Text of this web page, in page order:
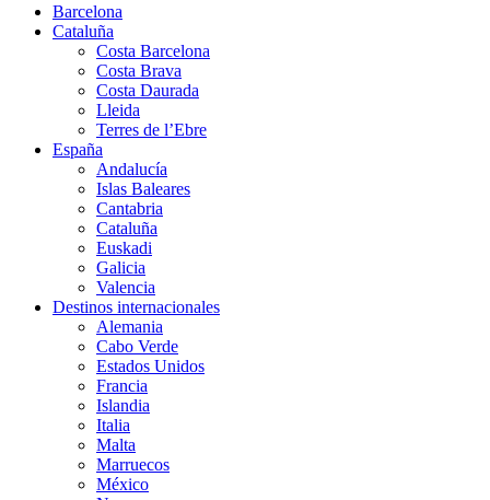
Barcelona
Cataluña
Costa Barcelona
Costa Brava
Costa Daurada
Lleida
Terres de l’Ebre
España
Andalucía
Islas Baleares
Cantabria
Cataluña
Euskadi
Galicia
Valencia
Destinos internacionales
Alemania
Cabo Verde
Estados Unidos
Francia
Islandia
Italia
Malta
Marruecos
México